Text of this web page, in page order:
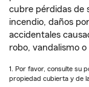
cubre pérdidas de
incendio, daños
accidentales
robo, vandalismo
1. Por favor, consulte su
propiedad cubierta y de